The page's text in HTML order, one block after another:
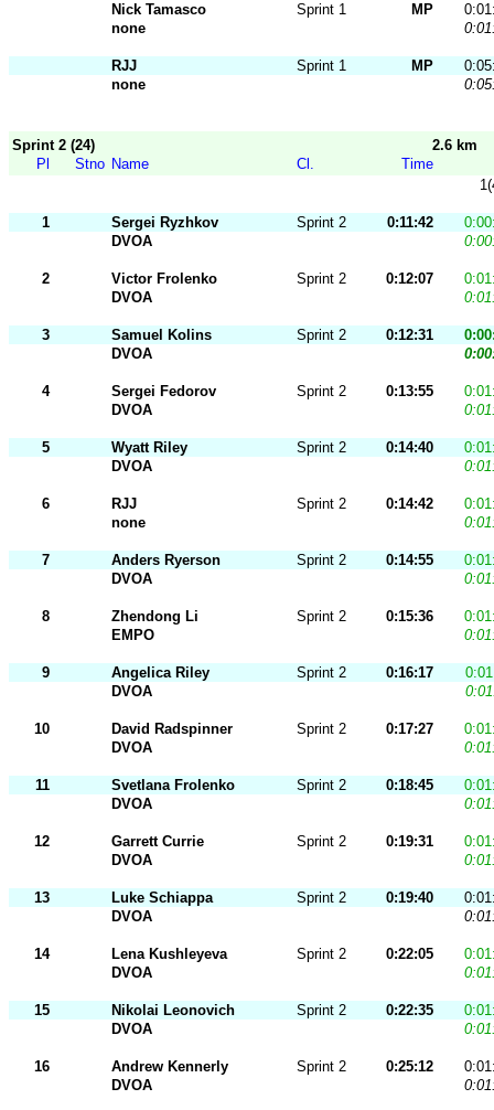
Nick Tamasco Sprint 1 MP
none
RJJ Sprint 1 MP
none
Sprint 2 (24)
2.6 km
Pl
Stno Name Cl.
Time
1 Sergei Ryzhkov Sprint 2 0:11:42
DVOA
2 Victor Frolenko Sprint 2 0:12:07
DVOA
3 Samuel Kolins Sprint 2 0:12:31
DVOA
4 Sergei Fedorov Sprint 2 0:13:55
DVOA
5 Wyatt Riley Sprint 2 0:14:40
DVOA
6 RJJ Sprint 2 0:14:42
none
7 Anders Ryerson Sprint 2 0:14:55
DVOA
8 Zhendong Li Sprint 2 0:15:36
EMPO
9 Angelica Riley Sprint 2 0:16:17
DVOA
10 David Radspinner Sprint 2 0:17:27
DVOA
11 Svetlana Frolenko Sprint 2 0:18:45
DVOA
12 Garrett Currie Sprint 2 0:19:31
DVOA
13 Luke Schiappa Sprint 2 0:19:40
DVOA
14 Lena Kushleyeva Sprint 2 0:22:05
DVOA
15 Nikolai Leonovich Sprint 2 0:22:35
DVOA
16 Andrew Kennerly Sprint 2 0:25:12
DVOA